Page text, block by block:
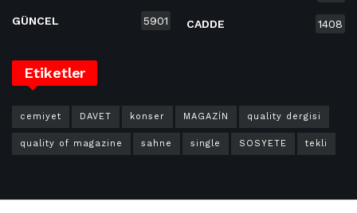
GÜNCEL 5901 CADDE 1408
Etiketler
cemiyet DAVET konser MAGAZİN quality dergisi
quality of magazine sahne single SOSYETE tekli